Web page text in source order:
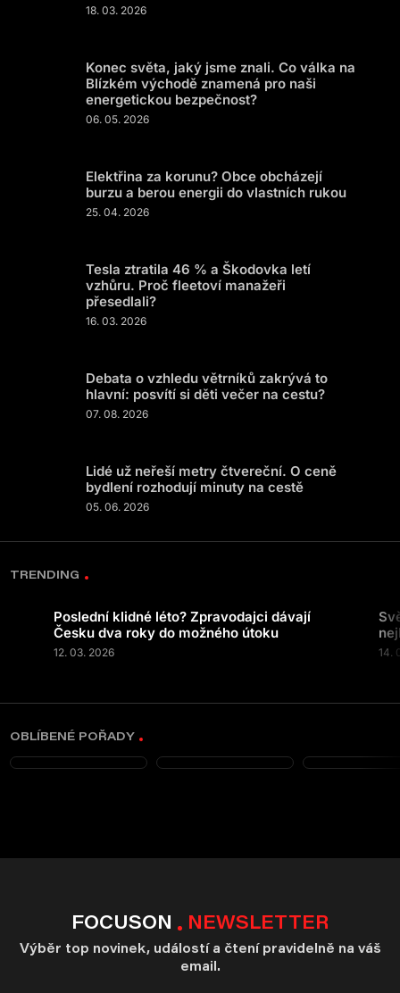
18. 03. 2026
Konec světa, jaký jsme znali. Co válka na
Blízkém východě znamená pro naši
energetickou bezpečnost?
06. 05. 2026
Elektřina za korunu? Obce obcházejí
burzu a berou energii do vlastních rukou
25. 04. 2026
Tesla ztratila 46 % a Škodovka letí
vzhůru. Proč fleetoví manažeři
přesedlali?
16. 03. 2026
Debata o vzhledu větrníků zakrývá to
hlavní: posvítí si děti večer na cestu?
07. 08. 2026
Lidé už neřeší metry čtvereční. O ceně
bydlení rozhodují minuty na cestě
05. 06. 2026
TRENDING
Poslední klidné léto? Zpravodajci dávají
Česku dva roky do možného útoku
12. 03. 2026 14.
OBLÍBENÉ POŘADY
FOCUSON NEWSLETTER
Výběr top novinek, událostí a čtení pravidelně na váš
email.